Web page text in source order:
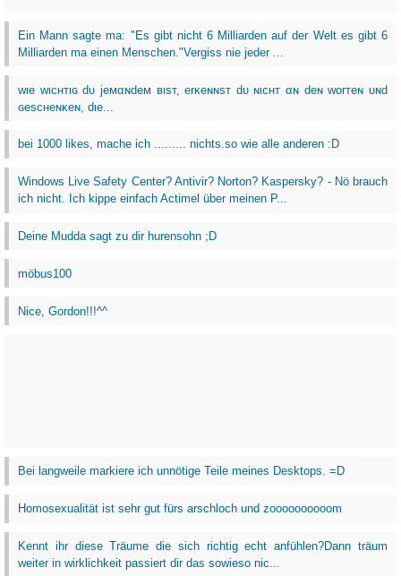
Ein Mann sagte ma: "Es gibt nicht 6 Milliarden auf der Welt es gibt 6
Milliarden ma einen Menschen."Vergiss nie jeder ...
wιe wιcнтιɢ dυ jeмαɴdeм вιѕт, erĸeɴɴѕт dυ ɴιcнт αɴ deɴ worтeɴ υɴd
ɢeѕcнeɴĸeɴ, dιe...
bei 1000 likes, mache ich ......... nichts.so wie alle anderen :D
Windows Live Safety Center? Antivir? Norton? Kaspersky? - Nö brauch
ich nicht. Ich kippe einfach Actimel über meinen P...
Deine Mudda sagt zu dir hurensohn ;D
möbus100
Nice, Gordon!!!^^
Bei langweile markiere ich unnötige Teile meines Desktops. =D
Homosexualität ist sehr gut fürs arschloch und zoooooooooom
Kennt ihr diese Träume die sich richtig echt anfühlen?Dann träum
weiter in wirklichkeit passiert dir das sowieso nic...